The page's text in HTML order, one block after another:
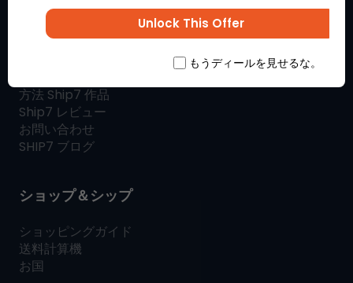
Ship7について
方法 Ship7 作品
Ship7 レビュー
お問い合わせ
SHIP7 ブログ
ショップ＆シップ
ショッピングガイド
送料計算機
お国
Unlock This Offer
もうディールを見せるな。